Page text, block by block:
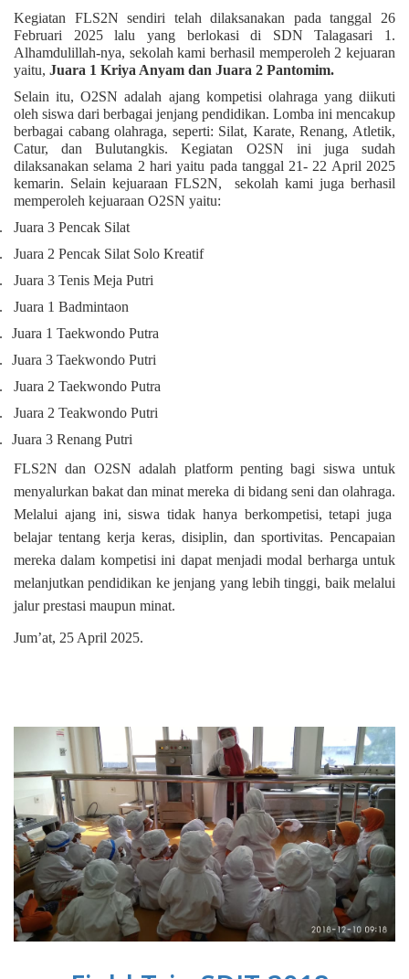
Kegiatan FLS2N sendiri telah dilaksanakan pada tanggal 26
Februari 2025 lalu yang berlokasi di SDN Talagasari 1.
Alhamdulillah-nya, sekolah kami berhasil memperoleh 2 kejuaran
yaitu, Juara 1 Kriya Anyam dan Juara 2 Pantomim.
Selain itu, O2SN adalah ajang kompetisi olahraga yang diikuti
oleh siswa dari berbagai jenjang pendidikan. Lomba ini mencakup
berbagai cabang olahraga, seperti: Silat, Karate, Renang, Atletik,
Catur, dan Bulutangkis. Kegiatan O2SN ini juga sudah
dilaksanakan selama 2 hari yaitu pada tanggal 21- 22 April 2025
kemarin. Selain kejuaraan FLS2N,
sekolah kami juga berhasil
memperoleh kejuaraan O2SN yaitu:
Juara 3 Pencak Silat
Juara 2 Pencak Silat Solo Kreatif
Juara 3 Tenis Meja Putri
Juara 1 Badmintaon
Juara 1 Taekwondo Putra
Juara 3 Taekwondo Putri
Juara 2 Taekwondo Putra
Juara 2 Teakwondo Putri
Juara 3 Renang Putri
FLS2N dan O2SN adalah platform penting bagi siswa untuk
menyalurkan bakat dan minat mereka di bidang seni dan olahraga.
Melalui ajang ini, siswa tidak hanya berkompetisi, tetapi juga
belajar tentang kerja keras, disiplin, dan sportivitas. Pencapaian
mereka dalam kompetisi ini dapat menjadi modal berharga untuk
melanjutkan pendidikan ke jenjang yang lebih tinggi, baik melalui
jalur prestasi maupun minat.
Jum’at, 25 April 2025.